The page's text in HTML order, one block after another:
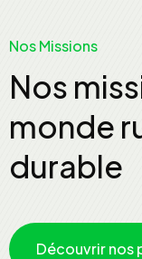
Nos Missions
Nos
monde
durable
Découvrir nos